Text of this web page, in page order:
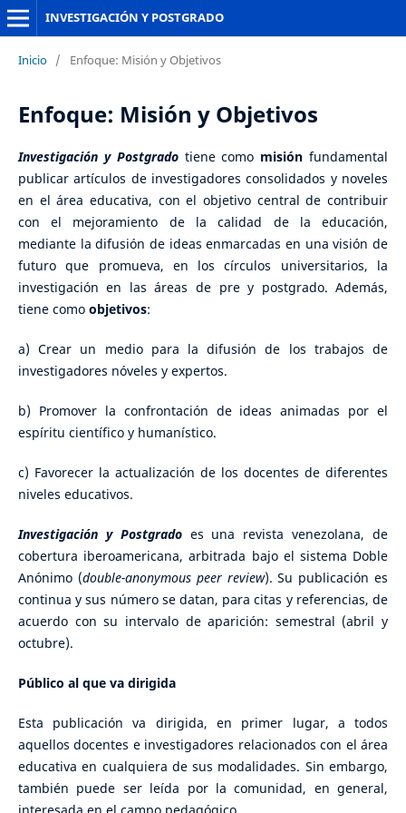
INVESTIGACIÓN Y POSTGRADO
Inicio / Enfoque: Misión y Objetivos
Enfoque: Misión y Objetivos
Investigación y Postgradotiene como misión fundamental
publicar artículos de investigadores consolidados y noveles
en el área educativa, con el objetivo central de contribuir
con el mejoramiento de la calidad de la educación,
mediante la difusión de ideas enmarcadas en una visión de
futuro que promueva, en los círculos universitarios, la
investigación en las áreas de pre y postgrado. Además,
tiene como objetivos:
a) Crear un medio para la difusión de los trabajos de
investigadores nóveles y expertos.
b) Promover la confrontación de ideas animadas por el
espíritu científico y humanístico.
c) Favorecer la actualización de los docentes de diferentes
niveles educativos.
Investigación y Postgradoes una revista venezolana, de
cobertura iberoamericana, arbitrada bajo el sistema Doble
Anónimo (double-anonymous peer review). Su publicación es
continua y sus número se datan, para citas y referencias, de
acuerdo con su intervalo de aparición: semestral (abril y
octubre).
Público al que va dirigida
Esta publicación va dirigida, en primer lugar, a todos
aquellos docentes e investigadores relacionados con el área
educativa en cualquiera de sus modalidades. Sin embargo,
también puede ser leída por la comunidad, en general,